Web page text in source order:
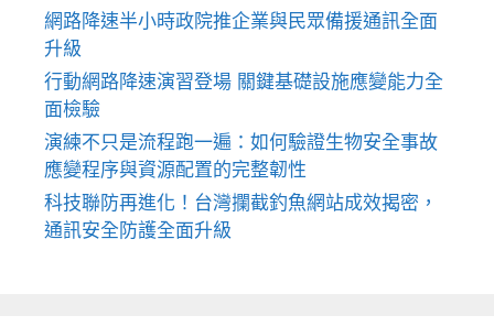
網路降速半小時政院推企業與民眾備援通訊全面
升級
行動網路降速演習登場 關鍵基礎設施應變能力全
面檢驗
演練不只是流程跑一遍：如何驗證生物安全事故
應變程序與資源配置的完整韌性
科技聯防再進化！台灣攔截釣魚網站成效揭密，
通訊安全防護全面升級